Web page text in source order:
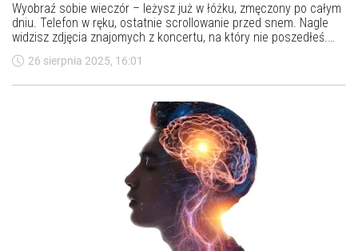
Wyobraź sobie wieczór – leżysz już w łóżku, zmęczony po całym
dniu. Telefon w ręku, ostatnie scrollowanie przed snem. Nagle
widzisz zdjęcia znajomych z koncertu, na który nie poszedłeś.
Stories z egzotycznych wakacji koleżanki. Post o nowym kursie
online, dzięki któremu ktoś podobno „odmienił swoje życie”. I
26 sierpnia 2025, 16:01